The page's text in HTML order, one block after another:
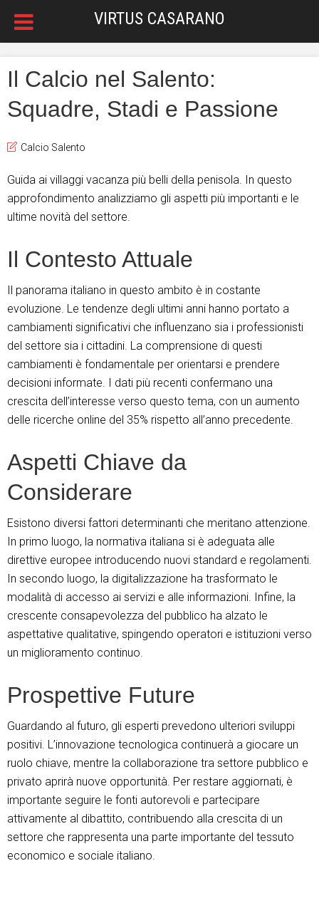
VIRTUS CASARANO
Il Calcio nel Salento:
Squadre, Stadi e Passione
Calcio Salento
Guida ai villaggi vacanza più belli della penisola. In questo
approfondimento analizziamo gli aspetti più importanti e le
ultime novità del settore.
Il Contesto Attuale
Il panorama italiano in questo ambito è in costante
evoluzione. Le tendenze degli ultimi anni hanno portato a
cambiamenti significativi che influenzano sia i professionisti
del settore sia i cittadini. La comprensione di questi
cambiamenti è fondamentale per orientarsi e prendere
decisioni informate. I dati più recenti confermano una
crescita dell’interesse verso questo tema, con un aumento
delle ricerche online del 35% rispetto all’anno precedente.
Aspetti Chiave da
Considerare
Esistono diversi fattori determinanti che meritano attenzione.
In primo luogo, la normativa italiana si è adeguata alle
direttive europee introducendo nuovi standard e regolamenti.
In secondo luogo, la digitalizzazione ha trasformato le
modalità di accesso ai servizi e alle informazioni. Infine, la
crescente consapevolezza del pubblico ha alzato le
aspettative qualitative, spingendo operatori e istituzioni verso
un miglioramento continuo.
Prospettive Future
Guardando al futuro, gli esperti prevedono ulteriori sviluppi
positivi. L’innovazione tecnologica continuerà a giocare un
ruolo chiave, mentre la collaborazione tra settore pubblico e
privato aprirà nuove opportunità. Per restare aggiornati, è
importante seguire le fonti autorevoli e partecipare
attivamente al dibattito, contribuendo alla crescita di un
settore che rappresenta una parte importante del tessuto
economico e sociale italiano.